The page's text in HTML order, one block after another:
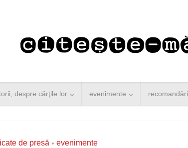
despre cărţile lor evenimente recomandări
de presă • evenimente